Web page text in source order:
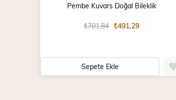
Pembe Kuvars Doğal Bileklik
₺491,29
₺701,84
Sepete Ekle